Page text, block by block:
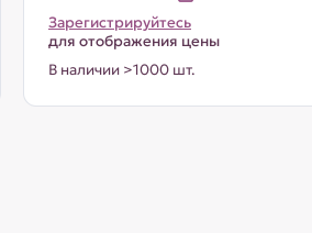
Зарегистрируйтесь
для отображения цены
В наличии >1000 шт.